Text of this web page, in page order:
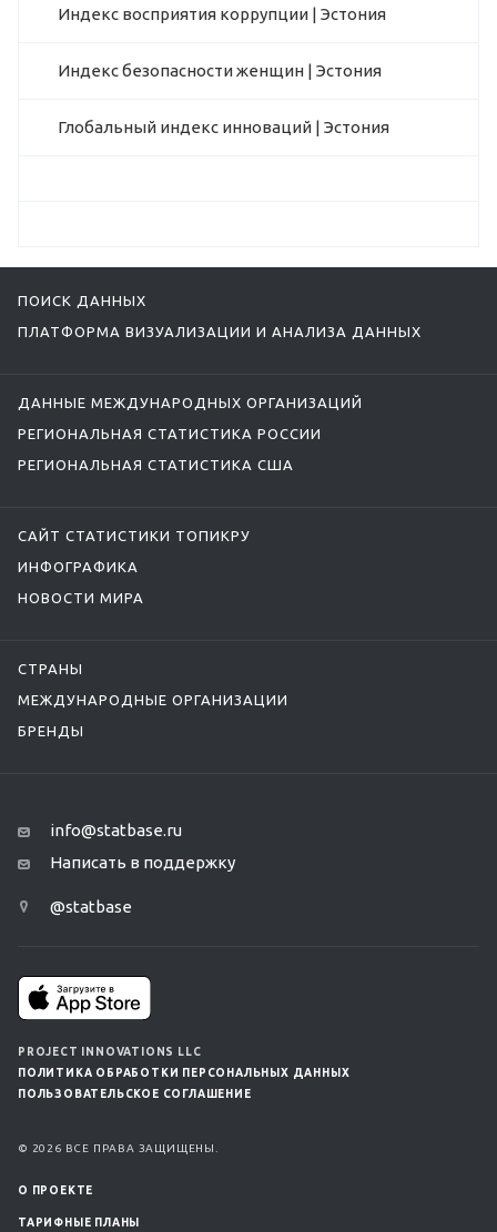
Индекс восприятия коррупции | Эстония
Индекс безопасности женщин | Эстония
Глобальный индекс инноваций | Эстония
ПОИСК ДАННЫХ
ПЛАТФОРМА ВИЗУАЛИЗАЦИИ И АНАЛИЗА ДАННЫХ
ДАННЫЕ МЕЖДУНАРОДНЫХ ОРГАНИЗАЦИЙ
РЕГИОНАЛЬНАЯ СТАТИСТИКА РОССИИ
РЕГИОНАЛЬНАЯ СТАТИСТИКА США
САЙТ СТАТИСТИКИ ТОПИКРУ
ИНФОГРАФИКА
НОВОСТИ МИРА
СТРАНЫ
МЕЖДУНАРОДНЫЕ ОРГАНИЗАЦИИ
БРЕНДЫ
info@statbase.ru
Написать в поддержку
@statbase
PROJECT INNOVATIONS LLC
ПОЛИТИКА ОБРАБОТКИ ПЕРСОНАЛЬНЫХ ДАННЫХ
ПОЛЬЗОВАТЕЛЬСКОЕ СОГЛАШЕНИЕ
© 2026 ВСЕ ПРАВА ЗАЩИЩЕНЫ.
О ПРОЕКТЕ
ТАРИФНЫЕ ПЛАНЫ